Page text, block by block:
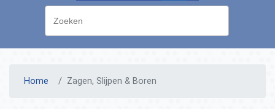
Home Zagen, Slijpen & Boren